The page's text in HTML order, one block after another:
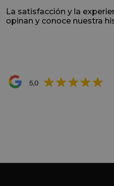
La satisfacción y la
opinan y conoce nuestra
premio de su vida.
por todo.